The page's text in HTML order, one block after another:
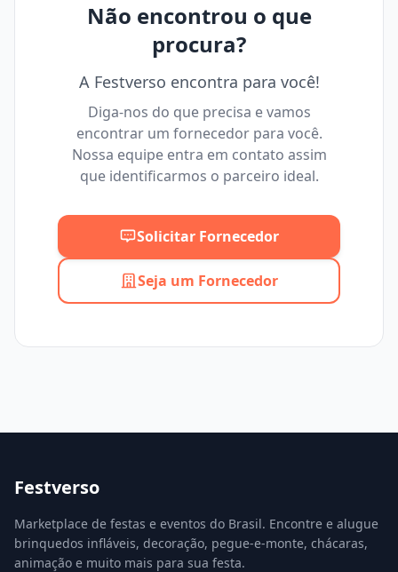
Máximo
Não encontrou o que
procura?
A Festverso encontra para você!
Diga-nos do que precisa e vamos
encontrar um fornecedor para você.
Nossa equipe entra em contato assim
que identificarmos o parceiro ideal.
Solicitar Fornecedor
Seja um Fornecedor
Festverso
Marketplace de festas e eventos do Brasil. Encontre e alugue
brinquedos infláveis, decoração, pegue-e-monte, chácaras,
animação e muito mais para sua festa.